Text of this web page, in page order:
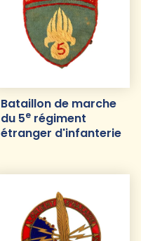
Bataillon de marche
du 5e régiment
étranger d'infanterie